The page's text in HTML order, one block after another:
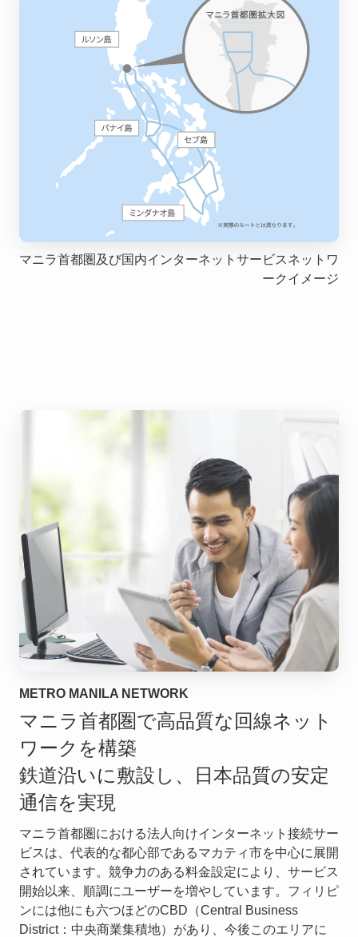
マニラ首都圏及び国内インターネットサービスネットワ
ークイメージ
METRO MANILA NETWORK
マニラ首都圏で高品質な回線ネット
ワークを構築
鉄道沿いに敷設し、日本品質の安定
通信を実現
マニラ首都圏における法人向けインターネット接続サー
ビスは、代表的な都心部であるマカティ市を中心に展開
されています。競争力のある料金設定により、サービス
開始以来、順調にユーザーを増やしています。フィリピ
ンには他にも六つほどのCBD（Central Business
District：中央商業集積地）があり、今後このエリアに